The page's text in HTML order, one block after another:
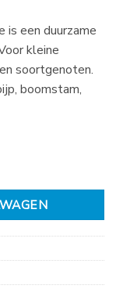
is een duurzame
kleine
soortgenoten.
boomstam,